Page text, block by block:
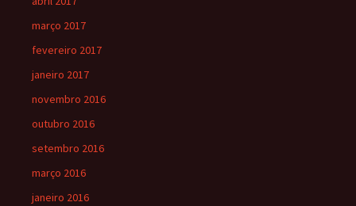
março 2017
fevereiro 2017
janeiro 2017
novembro 2016
outubro 2016
setembro 2016
março 2016
janeiro 2016